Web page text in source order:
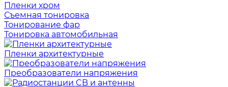
Пленки хром
Съемная тонировка
Тонирование фар
Тонировка автомобильная
Пленки архитектурные
Преобразователи напряжения